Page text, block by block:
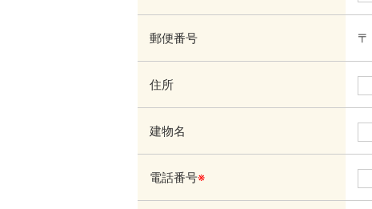
郵便番号 〒
住所
建物名
電話番号※